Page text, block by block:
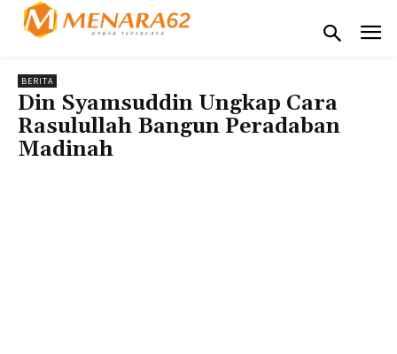
BERITA
Din Syamsuddin Ungkap Cara
Rasulullah Bangun Peradaban
Madinah